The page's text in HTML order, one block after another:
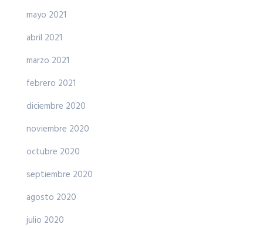
mayo 2021
abril 2021
marzo 2021
febrero 2021
diciembre 2020
noviembre 2020
octubre 2020
septiembre 2020
agosto 2020
julio 2020